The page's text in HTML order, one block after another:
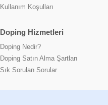
Kullanım Koşulları
Doping Hizmetleri
Doping Nedir?
Doping Satın Alma Şartları
Sık Sorulan Sorular